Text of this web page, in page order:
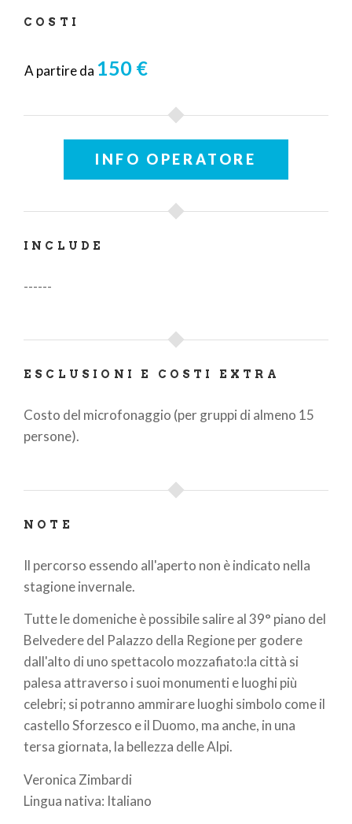
COSTI
A partire da 150 €
INFO OPERATORE
INCLUDE
------
ESCLUSIONI E COSTI EXTRA
Costo del microfonaggio (per gruppi di almeno 15
persone).
NOTE
Il percorso essendo all'aperto non è indicato nella
stagione invernale.
Tutte le domeniche è possibile salire al 39° piano del
Belvedere del Palazzo della Regione per godere
dall'alto di uno spettacolo mozzafiato:la città si
palesa attraverso i suoi monumenti e luoghi più
celebri; si potranno ammirare luoghi simbolo come il
castello Sforzesco e il Duomo, ma anche, in una
tersa giornata, la bellezza delle Alpi.
Veronica Zimbardi
Lingua nativa: Italiano